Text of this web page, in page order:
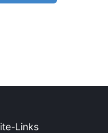
Links